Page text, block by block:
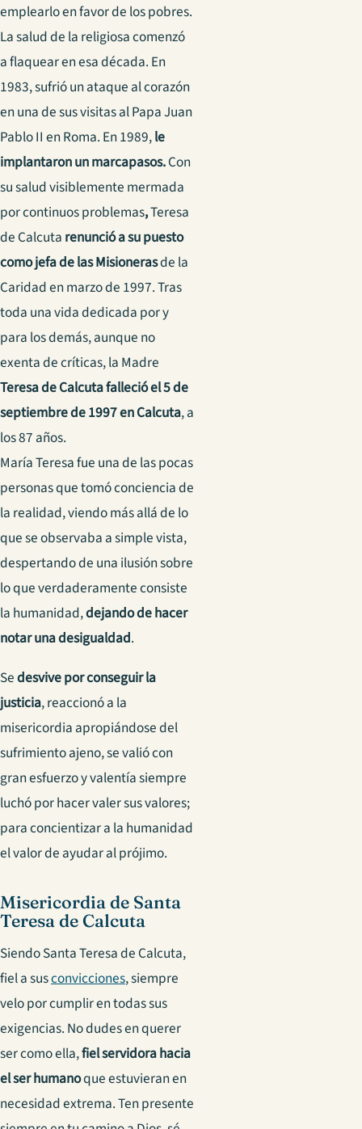
emplearlo en favor de los pobres.
La salud de la religiosa comenzó
a flaquear en esa década. En
1983, sufrió un ataque al corazón
en una de sus visitas al Papa Juan
Pablo II en Roma. En 1989,le
implantaron un marcapasos.Con
su salud visiblemente mermada
por continuos problemas,Teresa
de Calcuta renunció a su puesto
como jefa de lasMisionerasde la
Caridad en marzo de 1997. Tras
toda una vida dedicada por y
para los demás, aunque no
exenta de críticas, la Madre
Teresa de Calcuta falleció el 5 de
septiembre de 1997 en Calcuta, a
los 87 años.
María Teresa fue una de las pocas
personas que tomó conciencia de
la realidad, viendo más allá de lo
que se observaba a simple vista,
despertando de una ilusión sobre
lo que verdaderamente consiste
la humanidad,dejando de hacer
notar una desigualdad.
Sedesvive por conseguir la
justicia, reaccionó a la
misericordia apropiándose del
sufrimiento ajeno, se valió con
gran esfuerzo y valentía siempre
luchó por hacer valer sus valores;
para concientizar a la humanidad
el valor de ayudar al prójimo.
Misericordia de Santa
Teresa de Calcuta
Siendo Santa Teresa de Calcuta,
fiel a susconvicciones, siempre
velo por cumplir en todas sus
exigencias. No dudes en querer
ser como ella,fiel servidora hacia
el ser humanoque estuvieran en
necesidad extrema. Ten presente